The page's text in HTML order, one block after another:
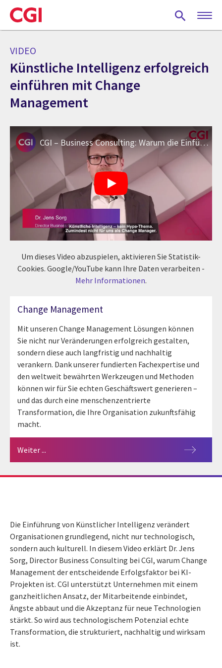
Skip
to
main
VIDEO
Künstliche Intelligenz erfolgreich
einführen mit Change
Management
CGI – Business Consulting: Warum die Einführung von KI Change Management erfordert
Um dieses Video abzuspielen, aktivieren Sie Statistik-
Cookies. Google/YouTube kann Ihre Daten verarbeiten -
Mehr Informationen.
Change Management
Mit unseren Change Management Lösungen können
Sie nicht nur Veränderungen erfolgreich gestalten,
sondern diese auch langfristig und nachhaltig
verankern. Dank unserer fundierten Fachexpertise und
den weltweit bewährten Werkzeugen und Methoden
können wir für Sie echten Geschäftswert generieren –
und das durch eine menschenzentrierte
Transformation, die Ihre Organisation zukunftsfähig
macht.
Weiter ...
Die Einführung von Künstlicher Intelligenz verändert
Organisationen grundlegend, nicht nur technologisch,
sondern auch kulturell. In diesem Video erklärt Dr. Jens
Sorg, Director Business Consulting bei CGI, warum Change
Management der entscheidende Erfolgsfaktor bei KI-
Projekten ist. CGI unterstützt Unternehmen mit einem
ganzheitlichen Ansatz, der Mitarbeitende einbindet,
Ängste abbaut und die Akzeptanz für neue Technologien
stärkt. So wird aus technologischem Potenzial echte
Transformation, die strukturiert, nachhaltig und wirksam
ist.